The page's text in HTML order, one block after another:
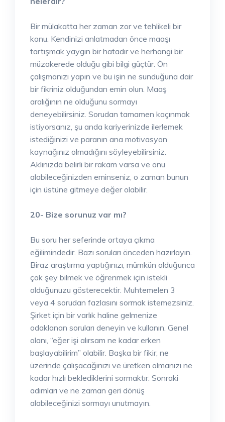
Bir mülakatta her zaman zor ve tehlikeli bir
konu. Kendinizi anlatmadan önce maaşı
tartışmak yaygın bir hatadır ve herhangi bir
müzakerede olduğu gibi bilgi güçtür. Ön
çalışmanızı yapın ve bu işin ne sunduğuna dair
bir fikriniz olduğundan emin olun. Maaş
aralığının ne olduğunu sormayı
deneyebilirsiniz. Sorudan tamamen kaçınmak
istiyorsanız, şu anda kariyerinizde ilerlemek
istediğinizi ve paranın ana motivasyon
kaynağınız olmadığını söyleyebilirsiniz.
Aklınızda belirli bir rakam varsa ve onu
alabileceğinizden eminseniz, o zaman bunun
için üstüne gitmeye değer olabilir.
20- Bize sorunuz var mı?
Bu soru her seferinde ortaya çıkma
eğilimindedir. Bazı soruları önceden hazırlayın.
Biraz araştırma yaptığınızı, mümkün olduğunca
çok şey bilmek ve öğrenmek için istekli
olduğunuzu gösterecektir. Muhtemelen 3
veya 4 sorudan fazlasını sormak istemezsiniz.
Şirket için bir varlık haline gelmenize
odaklanan soruları deneyin ve kullanın. Genel
olanı, “eğer işi alırsam ne kadar erken
başlayabilirim” olabilir. Başka bir fikir, ne
üzerinde çalışacağınızı ve üretken olmanızı ne
kadar hızlı beklediklerini sormaktır. Sonraki
adımları ve ne zaman geri dönüş
alabileceğinizi sormayı unutmayın.